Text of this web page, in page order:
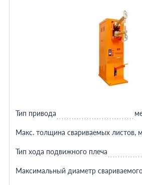
Тип привода
Макс. толщина свариваемых листов,
Тип хода подвижного плеча
Максимальный диаметр